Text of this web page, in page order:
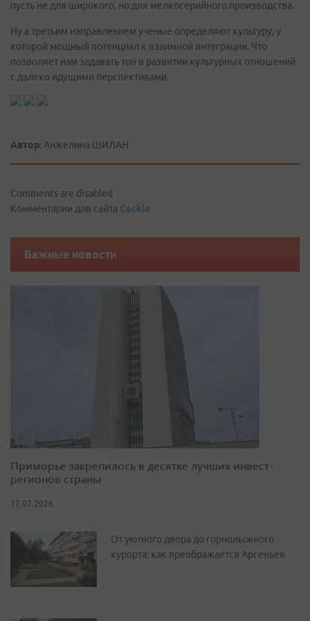
пусть не для широкого, но для мелкосерийного производства.
Ну а третьим направлением ученые определяют культуру, у
которой мощный потенциал к взаимной интеграции. Что
позволяет нам задавать тон в развитии культурных отношений
с далеко идущими перспективами.
Автор: Анжелина ШИЛАН
Comments are disabled
Комментарии для сайта Cackle
Важные новости
Приморье закрепилось в десятке лучших инвест-
регионов страны
17.07.2026
От уютного двора до горнолыжного
курорта: как преображается Арсеньев